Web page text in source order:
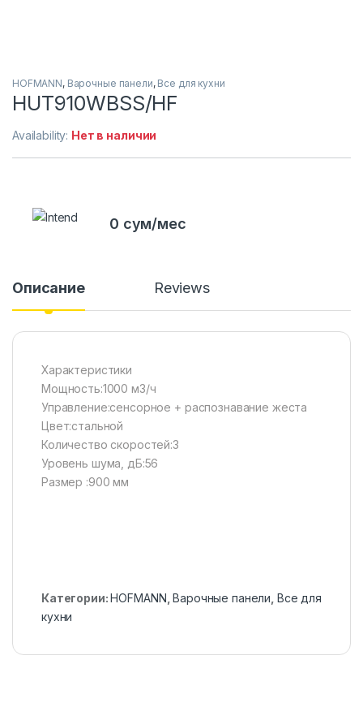
HOFMANN, Варочные панели, Все для кухни
HUT910WBSS/HF
Availability: Нет в наличии
0 сум/мес
Описание Reviews
Характеристики
Мощность:1000 м3/ч
Управление:сенсорное + распознавание жеста
Цвет:стальной
Количество скоростей:3
Уровень шума, дБ:56
Размер :900 мм
Категории:HOFMANN ,Варочные панели Все для
кухни